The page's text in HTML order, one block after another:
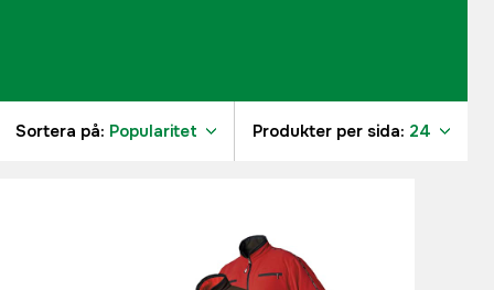
Sortera på: Popularitet Produkter per sida: 24